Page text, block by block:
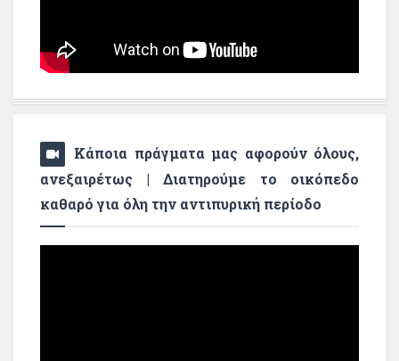
Κάποια πράγματα μας αφορούν όλους,
ανεξαιρέτως | Διατηρούμε το οικόπεδο
καθαρό για όλη την αντιπυρική περίοδο